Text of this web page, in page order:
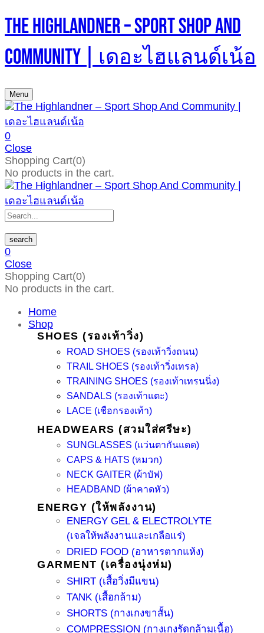
The Highlandner – Sport Shop And
Community | เดอะไฮแลนด์เน้อ
Menu
0
Close
Shopping Cart(0)
No products in the cart.
search
0
Close
Shopping Cart(0)
No products in the cart.
Home
Shop
SHOES (รองเท้าวิ่ง)
ROAD SHOES (รองเท้าวิ่งถนน)
TRAIL SHOES (รองเท้าวิ่งเทรล)
TRAINING SHOES (รองเท้าเทรนนิ่ง)
SANDALS (รองเท้าแตะ)
LACE (เชือกรองเท้า)
HEADWEARS (สวมใส่ศรีษะ)
SUNGLASSES (แว่นตากันแดด)
CAPS & HATS (หมวก)
NECK GAITER (ผ้าบัฟ)
HEADBAND (ผ้าคาดหัว)
ENERGY (ให้พลังงาน)
ENERGY GEL & ELECTROLYTE
(เจลให้พลังงานและเกลือแร่)
DRIED FOOD (อาหารตากแห้ง)
GARMENT (เครื่องนุ่งห่ม)
SHIRT (เสื้อวิ่งมีแขน)
TANK (เสื้อกล้าม)
SHORTS (กางเกงขาสั้น)
COMPRESSION (กางเกงรัดกล้ามเนื้อ)